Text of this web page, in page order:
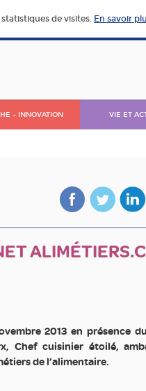
de visites. En savoir
– INNOVATION VIE ET
2013 en présence
Chef cuisinier étoilé,
de l’alimentaire.